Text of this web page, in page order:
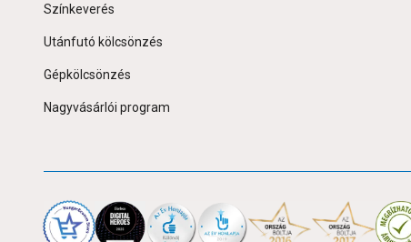
Színkeverés
Utánfutó kölcsönzés
Gépkölcsönzés
Nagyvásárlói program